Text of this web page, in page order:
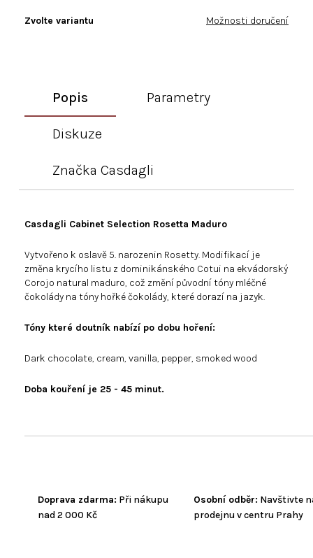
Zvolte variantu Možnosti doručení
Doprava zdarma: Při nákupu
nad 2 000 Kč
Osobní odběr: Navštivte
prodejnu v centru Prahy
Popis Parametry
Diskuze
Značka Casdagli
Casdagli Cabinet Selection Rosetta Maduro
Vytvořeno k oslavě 5. narozenin Rosetty. Modifikací je
změna krycího listu z dominikánského Cotui na ekvádorský
Corojo natural maduro, což změní původní tóny mléčné
čokolády na tóny hořké čokolády, které dorazí na jazyk.
Tóny které doutník nabízí po dobu hoření:
Dark chocolate, cream, vanilla, pepper, smoked wood
Doba kouření je 25 - 45 minut.